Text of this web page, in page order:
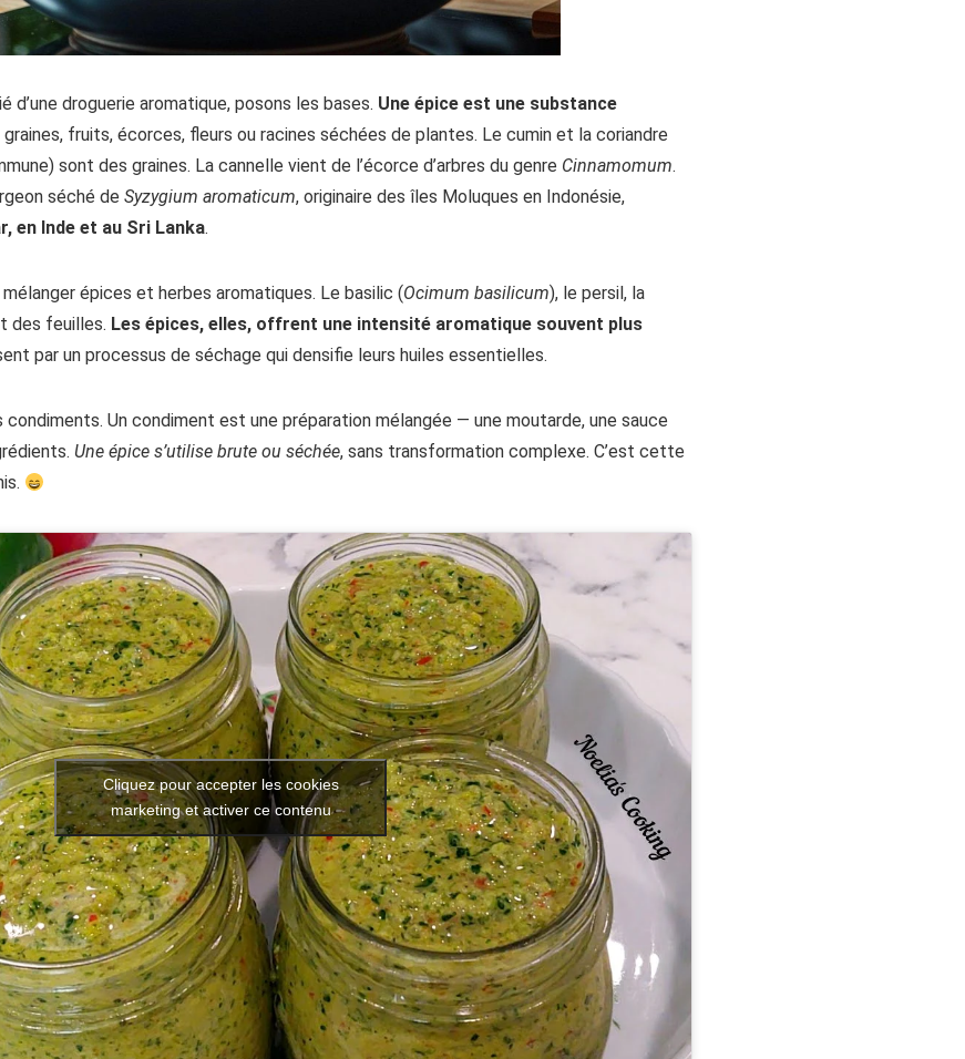
droguerie aromatique, posons les bases. Une épice est une substance
graines, fruits, écorces, fleurs ou racines séchées de plantes. Le cumin et la coriandre
sont des graines. La cannelle vient de l’écorce d’arbres du genre Cinnamomum.
séché de Syzygium aromaticum, originaire des îles Moluques en Indonésie,
en Inde et au Sri Lanka.
épices et herbes aromatiques. Le basilic (Ocimum basilicum), le persil, la
des feuilles. Les épices, elles, offrent une intensité aromatique souvent plus
par un processus de séchage qui densifie leurs huiles essentielles.
condiments. Un condiment est une préparation mélangée — une moutarde, une sauce
Une épice s’utilise brute ou séchée, sans transformation complexe. C’est cette
Cliquez pour accepter les cookies
marketing et activer ce contenu